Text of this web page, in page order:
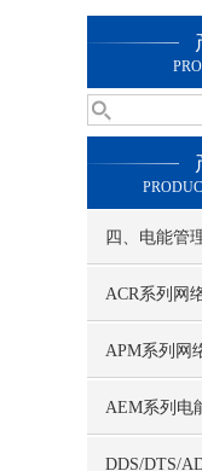
四、电能管
ACR系列网
APM系列网
AEM系列电
DDS/DTS/